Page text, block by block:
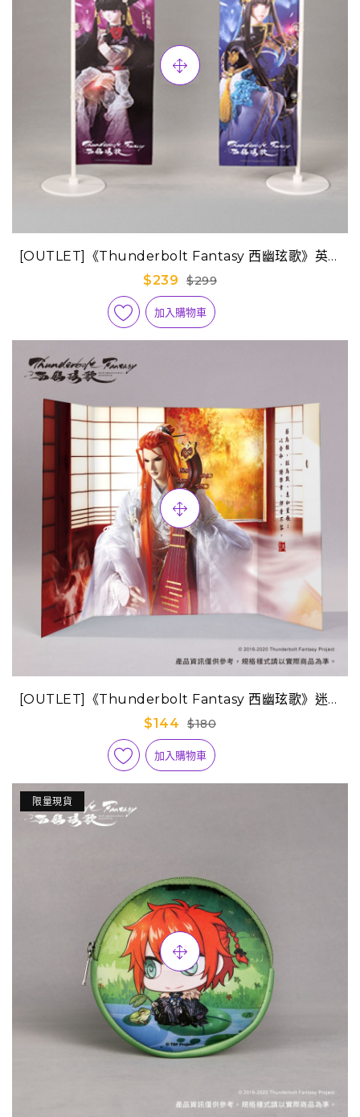
[OUTLET]《Thunderbolt Fantasy 西幽玹歌》英雄
旗-嘲風+睦天命
$239 $299
加入購物車
[OUTLET]《Thunderbolt Fantasy 西幽玹歌》迷你
屏風畫-浪巫謠
$144 $180
加入購物車
限量現貨